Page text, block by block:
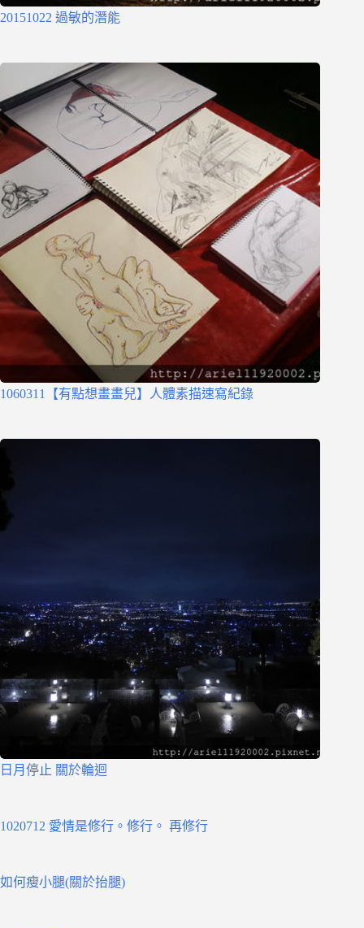
20151022 過敏的潛能
1060311【有點想畫畫兒】人體素描速寫紀錄
日月停止 關於輪迴
1020712 愛情是修行。修行。 再修行
如何瘦小腿(關於抬腿)